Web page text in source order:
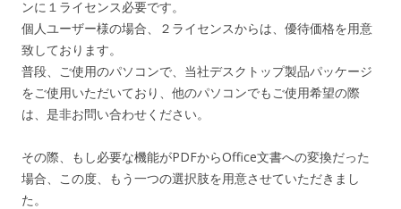
ンに１ライセンス必要です。
個人ユーザー様の場合、２ライセンスからは、優待価格を用意
致しております。
普段、ご使用のパソコンで、当社デスクトップ製品パッケージ
をご使用いただいており、他のパソコンでもご使用希望の際
は、是非お問い合わせください。
その際、もし必要な機能がPDFからOffice文書への変換だった
場合、この度、もう一つの選択肢を用意させていただきまし
た。